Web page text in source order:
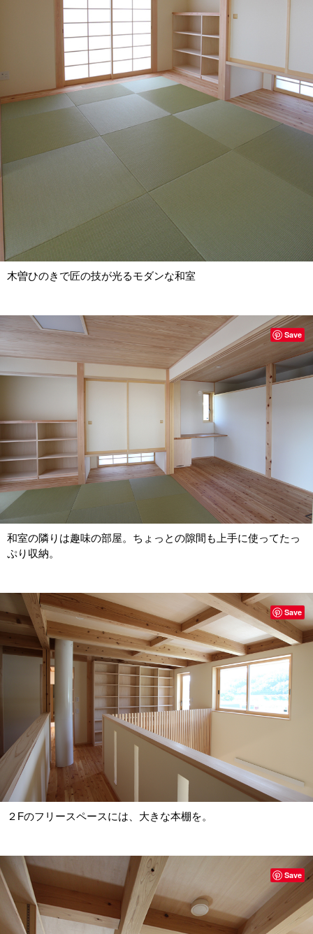
木曽ひのきで匠の技が光るモダンな和室
和室の隣りは趣味の部屋。ちょっとの隙間も上手に使ってたっ
ぷり収納。
Save
２Fのフリースペースには、大きな本棚を。
Save
Save